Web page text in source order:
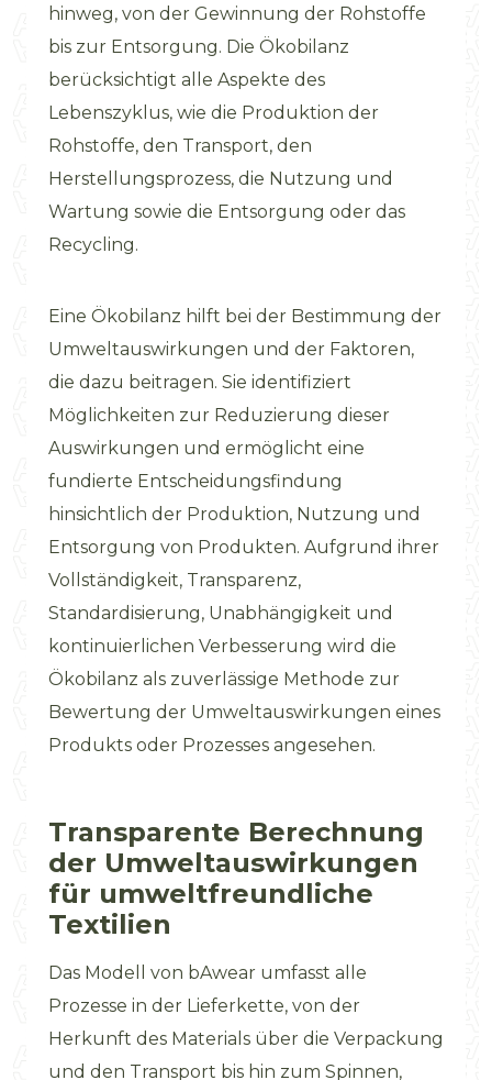
hinweg, von der Gewinnung der Rohstoffe
bis zur Entsorgung. Die Ökobilanz
berücksichtigt alle Aspekte des
Lebenszyklus, wie die Produktion der
Rohstoffe, den Transport, den
Herstellungsprozess, die Nutzung und
Wartung sowie die Entsorgung oder das
Recycling.
Eine Ökobilanz hilft bei der Bestimmung der
Umweltauswirkungen und der Faktoren,
die dazu beitragen. Sie identifiziert
Möglichkeiten zur Reduzierung dieser
Auswirkungen und ermöglicht eine
fundierte Entscheidungsfindung
hinsichtlich der Produktion, Nutzung und
Entsorgung von Produkten. Aufgrund ihrer
Vollständigkeit, Transparenz,
Standardisierung, Unabhängigkeit und
kontinuierlichen Verbesserung wird die
Ökobilanz als zuverlässige Methode zur
Bewertung der Umweltauswirkungen eines
Produkts oder Prozesses angesehen.
Transparente Berechnung
der Umweltauswirkungen
für umweltfreundliche
Textilien
Das Modell von bAwear umfasst alle
Prozesse in der Lieferkette, von der
Herkunft des Materials über die Verpackung
und den Transport bis hin zum Spinnen,